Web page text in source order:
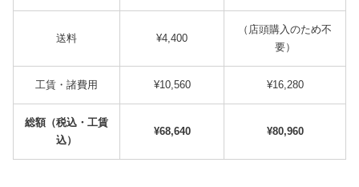
送料 ¥4,400
（店頭購入のため不
要）
工賃・諸費用 ¥10,560 ¥16,280
総額（税込・工賃
込）
¥68,640 ¥80,960